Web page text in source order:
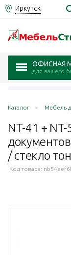
Иркутск
ОФИСНАЯ
для вашего
Каталог Мебель
NT-41 +
/ стекло
Код товара: